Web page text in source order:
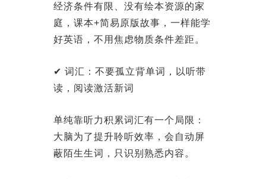
经济条件有限、没有绘本资源的家
庭，课本+简易原版故事，一样能学
好英语，不用焦虑物质条件差距。
✔ 词汇：不要孤立背单词，以听带
读，阅读激活新词
单纯靠听力积累词汇有一个局限：
大脑为了提升聆听效率，会自动屏
蔽陌生生词，只识别熟悉内容。